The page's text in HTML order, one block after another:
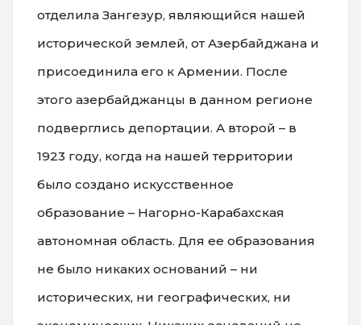
отделила Зангезур, являющийся нашей
исторической землей, от Азербайджана и
присоединила его к Армении. После
этого азербайджанцы в данном регионе
подверглись депортации. А второй – в
1923 году, когда на нашей территории
было создано искусственное
образование – Нагорно-Карабахская
автономная область. Для ее образования
не было никаких оснований – ни
исторических, ни географических, ни